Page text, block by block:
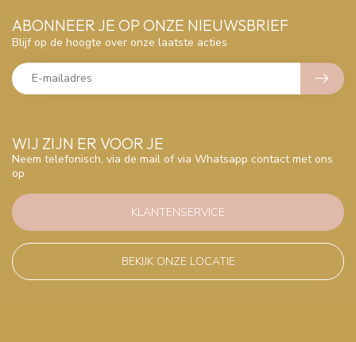
WIJ ZIJN ER VOOR JE
Neem telefonisch, via de mail of via Whatsapp contact met ons
op
KLANTENSERVICE
BEKIJK ONZE LOCATIE
ABONNEER JE OP ONZE NIEUWSBRIEF
Blijf op de hoogte over onze laatste acties